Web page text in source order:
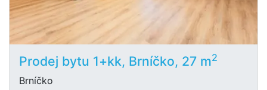
Prodej bytu 1+kk, Brníčko, 27 m2
Brníčko